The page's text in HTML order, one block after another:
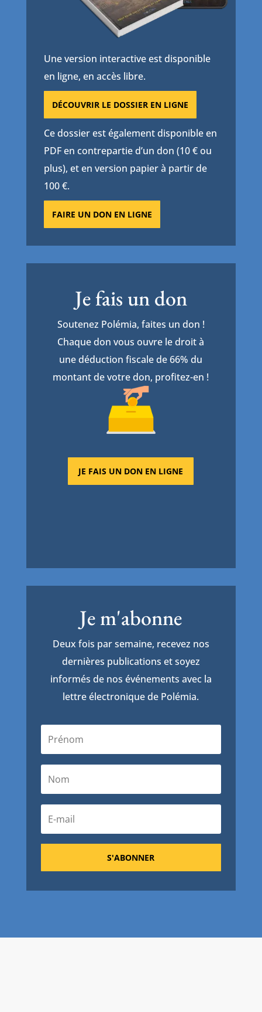
Une version interactive est disponible
en ligne, en accès libre.
DÉCOUVRIR LE DOSSIER EN LIGNE
Ce dossier est également disponible en
PDF en contrepartie d’un don (10 € ou
plus), et en version papier à partir de
100 €.
FAIRE UN DON EN LIGNE
Je fais un don
Soutenez Polémia, faites un don !
Chaque don vous ouvre le droit à
une déduction fiscale de 66% du
montant de votre don, profitez-en !
JE FAIS UN DON EN LIGNE
Je m'abonne
Deux fois par semaine, recevez nos
dernières publications et soyez
informés de nos événements avec la
lettre électronique de Polémia.
S'ABONNER